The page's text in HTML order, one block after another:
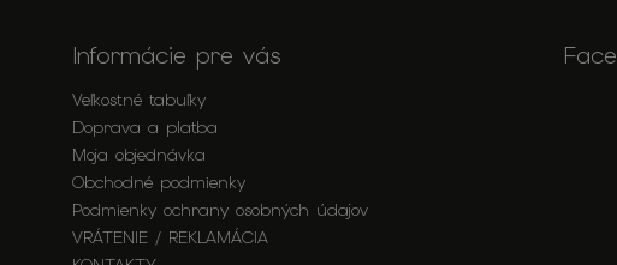
Informácie pre vás
Veľkostné tabuľky
Doprava a platba
Moja objednávka
Obchodné podmienky
Podmienky ochrany osobných údajov
VRÁTENIE / REKLAMÁCIA